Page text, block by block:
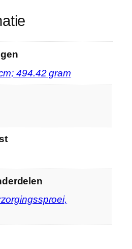
494.42 gram